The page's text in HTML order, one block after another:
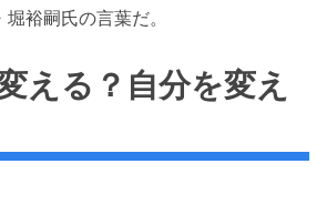
裕嗣氏の言葉だ。
える？自分を変え